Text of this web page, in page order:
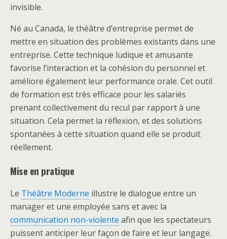
invisible.
Né au Canada, le théâtre d’entreprise permet de
mettre en situation des problèmes existants dans une
entreprise. Cette technique ludique et amusante
favorise l’interaction et la cohésion du personnel et
améliore également leur performance orale. Cet outil
de formation est très efficace pour les salariés
prenant collectivement du recul par rapport à une
situation. Cela permet la réflexion, et des solutions
spontanées à cette situation quand elle se produit
réellement.
Mise en pratique
Le Théâtre Moderne illustre le dialogue entre un
manager et une employée sans et avec la
communication non-violente afin que les spectateurs
puissent anticiper leur façon de faire et leur langage.